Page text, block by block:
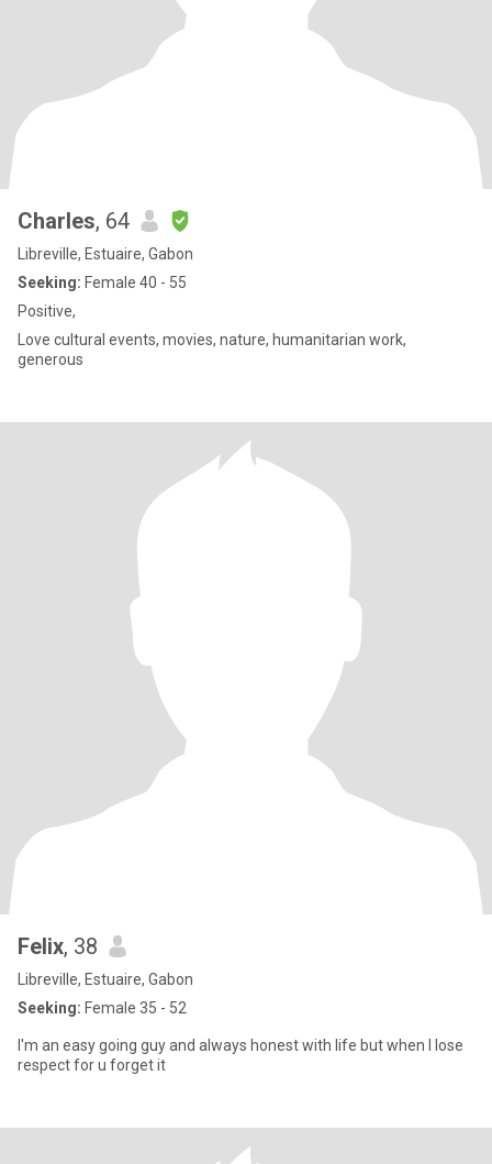
Charles, 64
Libreville, Estuaire, Gabon
Seeking: Female 40 - 55
Positive,
Love cultural events, movies, nature, humanitarian work,
generous
Felix, 38
Libreville, Estuaire, Gabon
Seeking: Female 35 - 52
I'm an easy going guy and always honest with life but when I lose
respect for u forget it